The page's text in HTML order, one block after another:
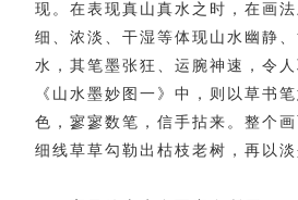
现。在表现真山真水之时，在画
细、浓淡、干湿等体现山水幽静
水，其笔墨张狂、运腕神速，令
《山水墨妙图一》中，则以草书
色，寥寥数笔，信手拈来。整个
细线草草勾勒出枯枝老树，再以